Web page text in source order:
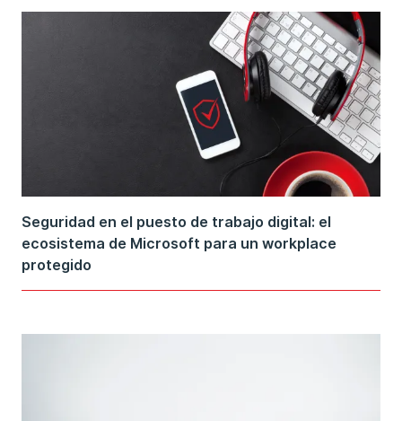
Seguridad en el puesto de trabajo digital: el
ecosistema de Microsoft para un workplace
protegido